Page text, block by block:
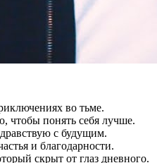
во тьме.
чтобы понять себя лучше.
с будущим.
и благодарности.
скрыт от глаз дневного.